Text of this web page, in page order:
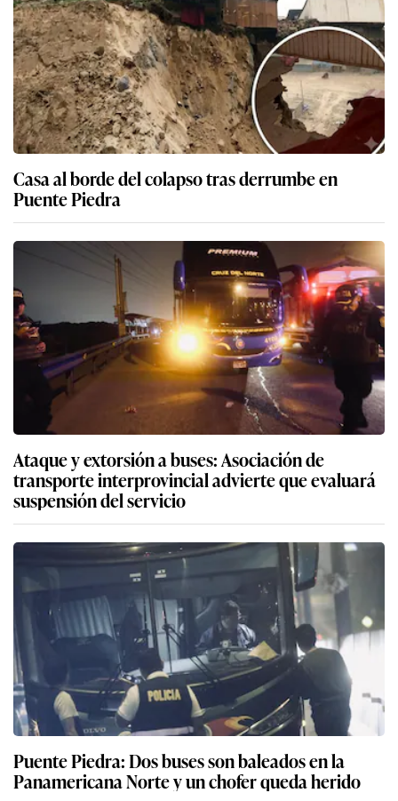
Casa al borde del colapso tras derrumbe en
Puente Piedra
Ataque y extorsión a buses: Asociación de
transporte interprovincial advierte que evaluará
suspensión del servicio
Puente Piedra: Dos buses son baleados en la
Panamericana Norte y un chofer queda herido